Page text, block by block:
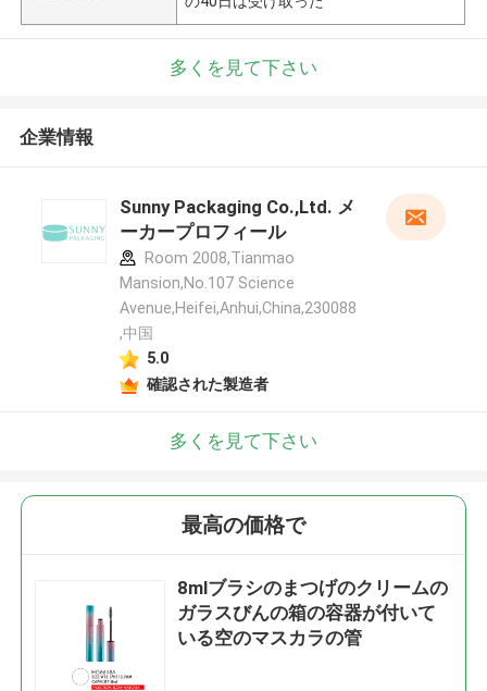
多くを見て下さい
企業情報
Sunny Packaging Co.,Ltd. メ
ーカープロフィール
Room 2008,Tianmao
Mansion,No.107 Science
Avenue,Heifei,Anhui,China,230088
,中国
5.0
確認された製造者
多くを見て下さい
最高の価格で
8mlブラシのまつげのクリームの
ガラスびんの箱の容器が付いて
いる空のマスカラの管